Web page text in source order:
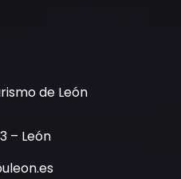
de León
– León